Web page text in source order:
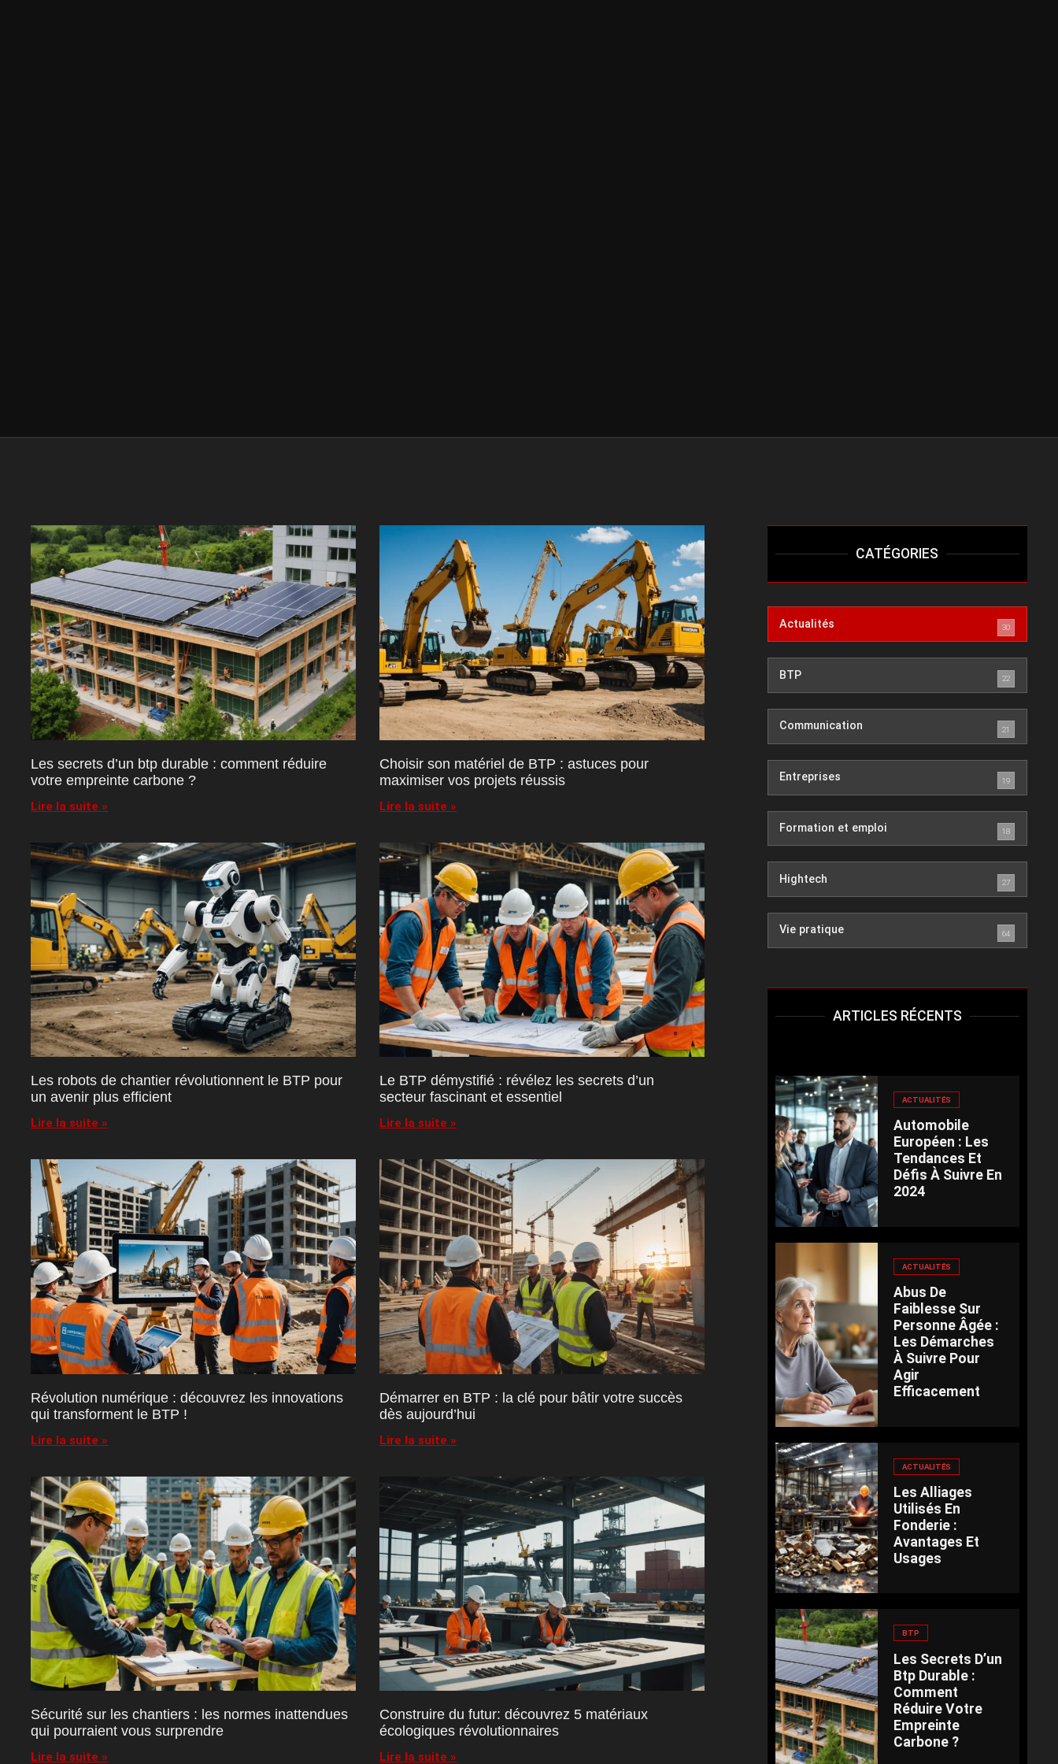
Les secrets d’un btp durable : comment réduire
votre empreinte carbone ?
Lire la suite »
Choisir son matériel de BTP : astuces pour
maximiser vos projets réussis
Lire la suite »
Les robots de chantier révolutionnent le BTP pour
un avenir plus efficient
Lire la suite »
Le BTP démystifié : révélez les secrets d’un
secteur fascinant et essentiel
Lire la suite »
Révolution numérique : découvrez les innovations
qui transforment le BTP !
Lire la suite »
Démarrer en BTP : la clé pour bâtir votre succès
dès aujourd’hui
Lire la suite »
Sécurité sur les chantiers : les normes inattendues
qui pourraient vous surprendre
Lire la suite »
Construire du futur: découvrez 5 matériaux
écologiques révolutionnaires
Lire la suite »
CATÉGORIES
Actualités 30
BTP 22
Communication 21
Entreprises 19
Formation et emploi 18
Hightech 27
Vie pratique 64
ARTICLES RÉCENTS
ACTUALITÉS
Automobile
Européen : Les
Tendances Et
Défis À Suivre En
2024
ACTUALITÉS
Abus De
Faiblesse Sur
Personne Âgée :
Les Démarches
À Suivre Pour
Agir
Efficacement
ACTUALITÉS
Les Alliages
Utilisés En
Fonderie :
Avantages Et
Usages
BTP
Les Secrets D’un
Btp Durable :
Comment
Réduire Votre
Empreinte
Carbone ?